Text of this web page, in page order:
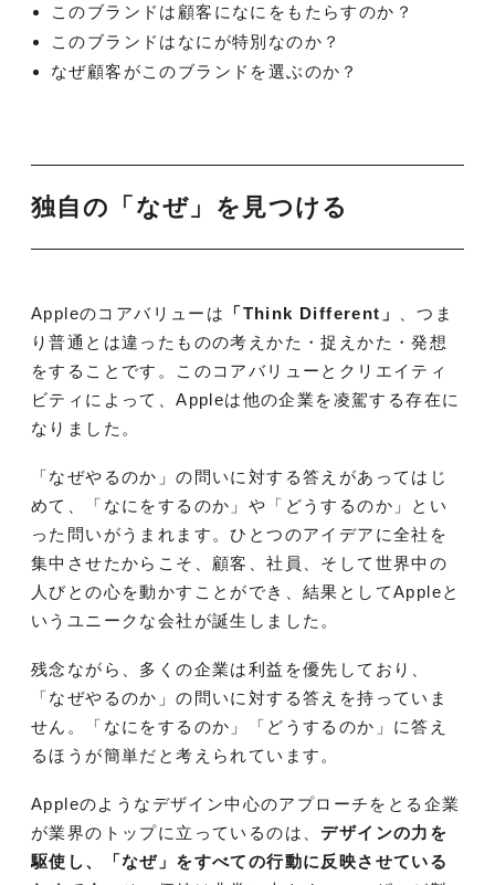
このブランドは顧客になにをもたらすのか？
このブランドはなにが特別なのか？
なぜ顧客がこのブランドを選ぶのか？
独自の「なぜ」を見つける
Appleのコアバリューは 「Think Different」
、つま
り普通とは違ったものの考えかた・捉えかた・発想
をすることです。このコアバリューとクリエイティ
ビティによって、Appleは他の企業を凌駕する存在に
なりました。
「なぜやるのか」の問いに対する答えがあってはじ
めて、「なにをするのか」や「どうするのか」とい
った問いがうまれます。ひとつのアイデアに全社を
集中させたからこそ、顧客、社員、そして世界中の
人びとの心を動かすことができ、結果としてAppleと
いうユニークな会社が誕生しました。
残念ながら、多くの企業は利益を優先しており、
「なぜやるのか」の問いに対する答えを持っていま
せん。「なにをするのか」「どうするのか」に答え
るほうが簡単だと考えられています。
Appleのようなデザイン中心のアプローチをとる企業
が業界のトップに立っているのは、デザインの力を
駆使し、「なぜ」をすべての行動に反映させている